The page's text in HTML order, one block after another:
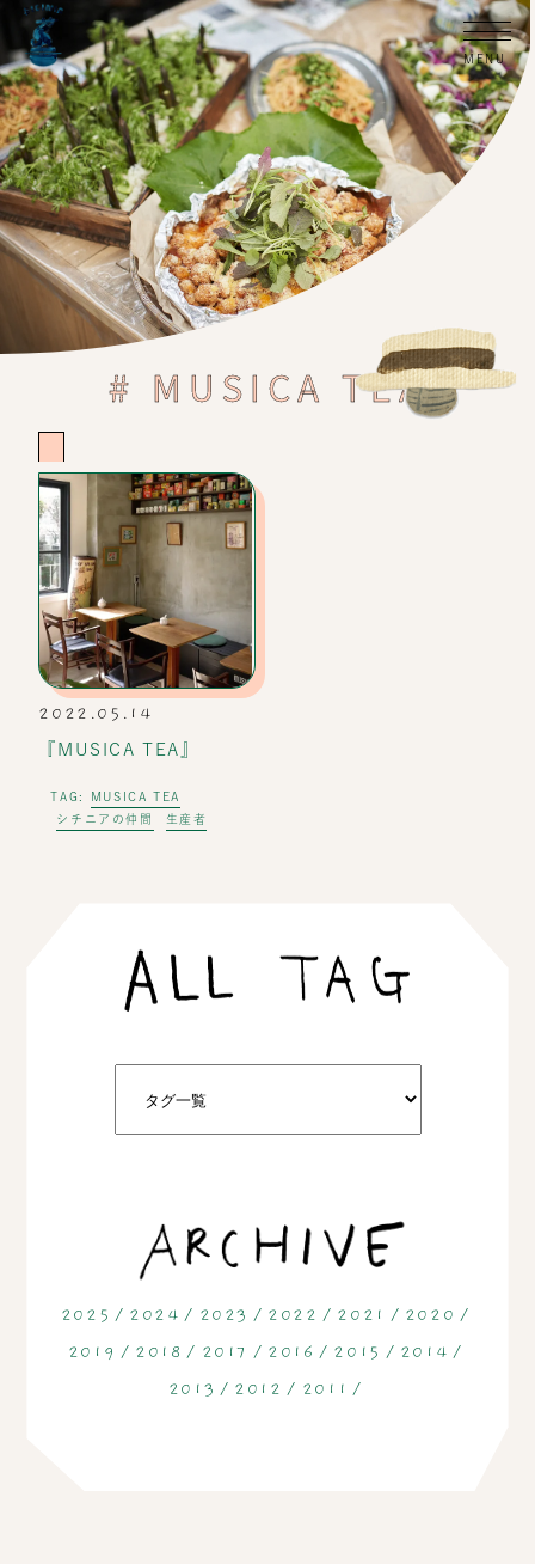
# MUSICA TEA
2022.05.14
『MUSICA TEA』
TAG:
MUSICA TEA
シチニアの仲間
生産者
2025 2024 2023 2022 2021
2020
2019
2018 2017 2016 2015
2014
2013
2012 2011